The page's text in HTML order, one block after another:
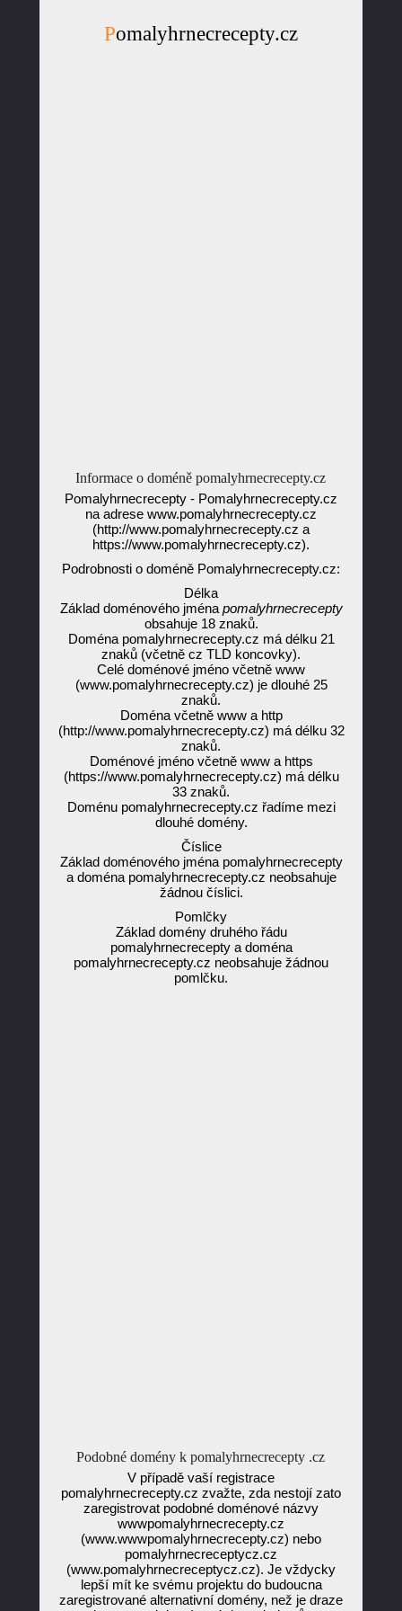
Pomalyhrnecrecepty.cz
Informace o doméně pomalyhrnecrecepty.cz
Pomalyhrnecrecepty - Pomalyhrnecrecepty.cz
na adrese www.pomalyhrnecrecepty.cz
(http://www.pomalyhrnecrecepty.cz a
https://www.pomalyhrnecrecepty.cz).
Podrobnosti o doméně Pomalyhrnecrecepty.cz:
Délka
Základ doménového jména pomalyhrnecrecepty
obsahuje 18 znaků.
Doména pomalyhrnecrecepty.cz má délku 21
znaků (včetně cz TLD koncovky).
Celé doménové jméno včetně www
(www.pomalyhrnecrecepty.cz) je dlouhé 25
znaků.
Doména včetně www a http
(http://www.pomalyhrnecrecepty.cz) má délku 32
znaků.
Doménové jméno včetně www a https
(https://www.pomalyhrnecrecepty.cz) má délku
33 znaků.
Doménu pomalyhrnecrecepty.cz řadíme mezi
dlouhé domény.
Číslice
Základ doménového jména pomalyhrnecrecepty
a doména pomalyhrnecrecepty.cz neobsahuje
žádnou číslici.
Pomlčky
Základ domény druhého řádu
pomalyhrnecrecepty a doména
pomalyhrnecrecepty.cz neobsahuje žádnou
pomlčku.
Podobné domény k pomalyhrnecrecepty .cz
V případě vaší registrace
pomalyhrnecrecepty.cz zvažte, zda nestojí zato
zaregistrovat podobné doménové názvy
wwwpomalyhrnecrecepty.cz
(www.wwwpomalyhrnecrecepty.cz) nebo
pomalyhrnecreceptycz.cz
(www.pomalyhrnecreceptycz.cz). Je vždycky
lepší mít ke svému projektu do budoucna
zaregistrované alternativní domény, než je draze